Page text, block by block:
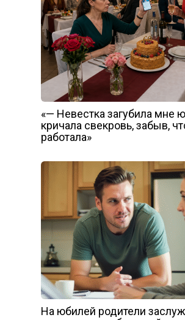
«— Невестка загубила мне
кричала свекровь, забыв,
работала»
На юбилей родители